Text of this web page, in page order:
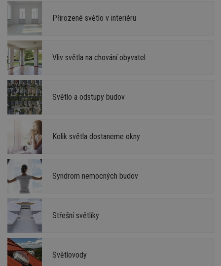
Přirozené světlo v interiéru
Vliv světla na chování obyvatel
Světlo a odstupy budov
Kolik světla dostaneme okny
Syndrom nemocných budov
Střešní světlíky
Světlovody